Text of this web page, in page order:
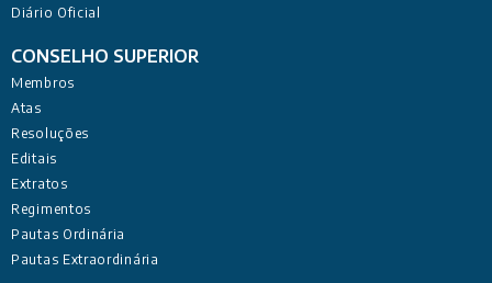
Diário Oficial
CONSELHO SUPERIOR
Membros
Atas
Resoluções
Editais
Extratos
Regimentos
Pautas Ordinária
Pautas Extraordinária